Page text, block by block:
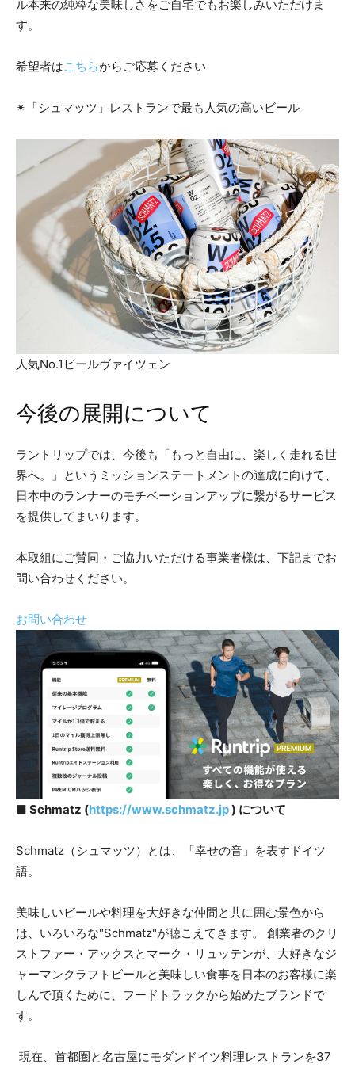
ル本来の純粋な美味しさをご自宅でもお楽しみいただけま
す。
希望者はこちらからご応募ください
✴︎「シュマッツ」レストランで最も人気の高いビール
人気No.1ビールヴァイツェン
今後の展開について
ラントリップでは、今後も「もっと自由に、楽しく走れる世
界へ。」というミッションステートメントの達成に向けて、
日本中のランナーのモチベーションアップに繋がるサービス
を提供してまいります。
本取組にご賛同・ご協力いただける事業者様は、下記までお
問い合わせください。
お問い合わせ
■ Schmatz (https://www.schmatz.jp) について
Schmatz（シュマッツ）とは、「幸せの音」を表すドイツ
語。
美味しいビールや料理を大好きな仲間と共に囲む景色から
は、いろいろな"Schmatz"が聴こえてきます。 創業者のクリ
ストファー・アックスとマーク・リュッテンが、大好きなジ
ャーマンクラフトビールと美味しい食事を日本のお客様に楽
しんで頂くために、フードトラックから始めたブランドで
す。
現在、首都圏と名古屋にモダンドイツ料理レストランを37